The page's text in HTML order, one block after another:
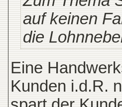
auf keinen
die
Eine
Kunden i.d.R.